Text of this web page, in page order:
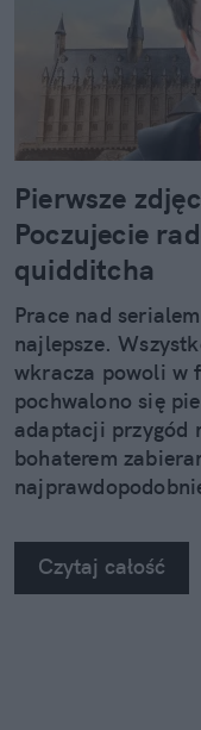
Pierwsze
Poczujecie
quidditcha
Prace nad
najlepsze.
wkracza powoli w
pochwalono się
adaptacji przygód
bohaterem
Czytaj całość